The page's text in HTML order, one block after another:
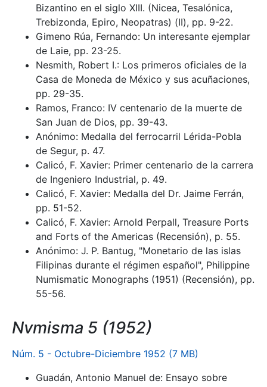
Bizantino en el siglo XIII. (Nicea, Tesalónica,
Trebizonda, Epiro, Neopatras) (II), pp. 9-22.
Gimeno Rúa, Fernando: Un interesante ejemplar
de Laie, pp. 23-25.
Nesmith, Robert I.: Los primeros oficiales de la
Casa de Moneda de México y sus acuñaciones,
pp. 29-35.
Ramos, Franco: IV centenario de la muerte de
San Juan de Dios, pp. 39-43.
Anónimo: Medalla del ferrocarril Lérida-Pobla
de Segur, p. 47.
Calicó, F. Xavier: Primer centenario de la carrera
de Ingeniero Industrial, p. 49.
Calicó, F. Xavier: Medalla del Dr. Jaime Ferrán,
pp. 51-52.
Calicó, F. Xavier: Arnold Perpall, Treasure Ports
and Forts of the Americas (Recensión), p. 55.
Anónimo: J. P. Bantug, "Monetario de las islas
Filipinas durante el régimen español", Philippine
Numismatic Monographs (1951) (Recensión), pp.
55-56.
Nvmisma 5 (1952)
Núm. 5 - Octubre-Diciembre 1952 (7 MB)
Guadán, Antonio Manuel de: Ensayo sobre